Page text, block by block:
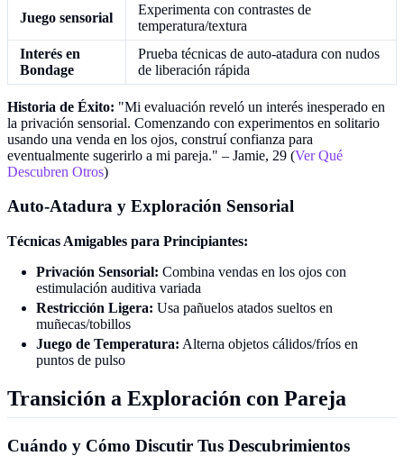
Juego sensorial
Experimenta con contrastes de
temperatura/textura
Interés en
Bondage
Prueba técnicas de auto-atadura con nudos
de liberación rápida
Historia de Éxito: "Mi evaluación reveló un interés inesperado en
la privación sensorial. Comenzando con experimentos en solitario
usando una venda en los ojos, construí confianza para
eventualmente sugerirlo a mi pareja." – Jamie, 29 (Ver Qué
Descubren Otros)
Auto-Atadura y Exploración Sensorial
Técnicas Amigables para Principiantes:
Privación Sensorial: Combina vendas en los ojos con
estimulación auditiva variada
Restricción Ligera: Usa pañuelos atados sueltos en
muñecas/tobillos
Juego de Temperatura: Alterna objetos cálidos/fríos en
puntos de pulso
Transición a Exploración con Pareja
Cuándo y Cómo Discutir Tus Descubrimientos